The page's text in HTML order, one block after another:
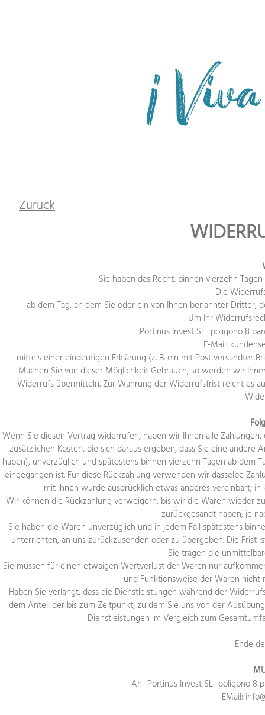
!
Zurück
Sie haben das Recht, binnen vierzehn
Die
– ab dem Tag, an dem Sie oder ein von Ihnen benannter
Um Ihr
Portinus Invest SL poligono 8
E-Mail:
mittels einer eindeutigen Erklärung (z. B. ein mit Post versandter
Machen Sie von dieser Möglichkeit Gebrauch, so werden wir
Widerrufs übermitteln. Zur Wahrung der Widerrufsfrist reicht es
Wenn Sie diesen Vertrag widerrufen, haben wir Ihnen alle
zusätzlichen Kosten, die sich daraus ergeben, dass Sie eine
haben), unverzüglich und spätestens binnen vierzehn Tagen ab
eingegangen ist. Für diese Rückzahlung verwenden wir dasselbe
mit Ihnen wurde ausdrücklich etwas anderes vereinbart;
Wir können die Rückzahlung verweigern, bis wir die Waren wieder
zurückgesandt haben, je
Sie haben die Waren unverzüglich und in jedem Fall spätestens
unterrichten, an uns zurückzusenden oder zu übergeben. Die
Sie tragen die
Sie müssen für einen etwaigen Wertverlust der Waren nur
und Funktionsweise der Waren
Haben Sie verlangt, dass die Dienstleistungen während der
dem Anteil der bis zum Zeitpunkt, zu dem Sie uns von der
Dienstleistungen im Vergleich zum
Ende
An Portinus Invest SL poligono 8
EMail: